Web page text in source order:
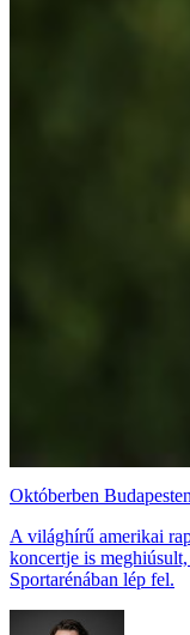
Októberben
A világhírű amerikai
koncertje is
Sportarénában lép fel.